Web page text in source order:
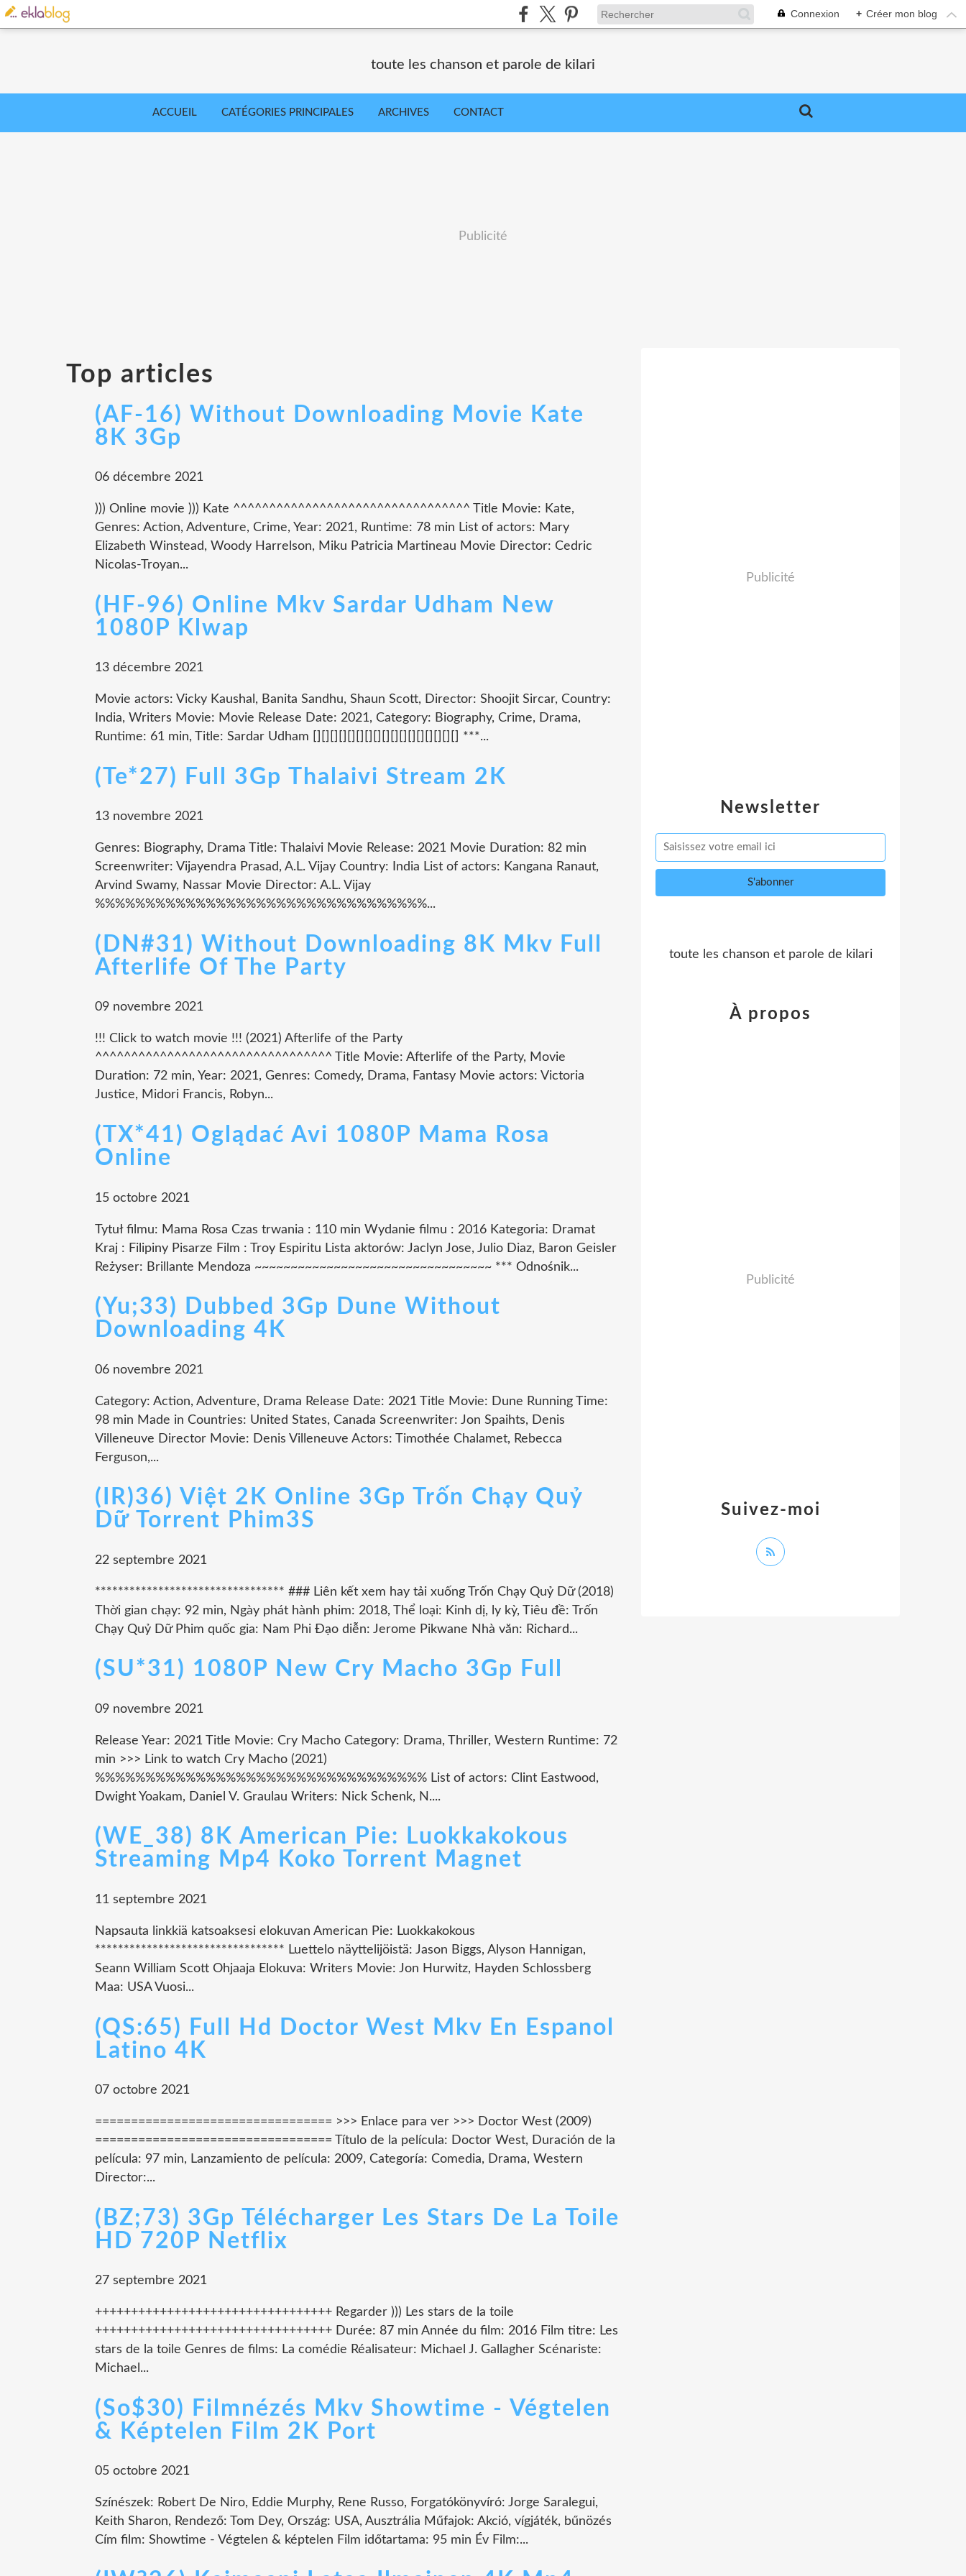
Connexion + Créer mon blog
toute les chanson et parole de kilari
ACCUEIL CATÉGORIES PRINCIPALES ARCHIVES CONTACT
Publicité
Top articles
(AF-16) Without Downloading Movie Kate
8K 3Gp
06 décembre 2021
))) Online movie ))) Kate ^^^^^^^^^^^^^^^^^^^^^^^^^^^^^^^^^ Title Movie: Kate,
Genres: Action, Adventure, Crime, Year: 2021, Runtime: 78 min List of actors: Mary
Elizabeth Winstead, Woody Harrelson, Miku Patricia Martineau Movie Director: Cedric
Nicolas-Troyan...
(HF-96) Online Mkv Sardar Udham New
1080P Klwap
13 décembre 2021
Movie actors: Vicky Kaushal, Banita Sandhu, Shaun Scott, Director: Shoojit Sircar, Country:
India, Writers Movie: Movie Release Date: 2021, Category: Biography, Crime, Drama,
Runtime: 61 min, Title: Sardar Udham [][][][][][][][][][][][][][][][][] ***...
(Te*27) Full 3Gp Thalaivi Stream 2K
13 novembre 2021
Genres: Biography, Drama Title: Thalaivi Movie Release: 2021 Movie Duration: 82 min
Screenwriter: Vijayendra Prasad, A.L. Vijay Country: India List of actors: Kangana Ranaut,
Arvind Swamy, Nassar Movie Director: A.L. Vijay
%%%%%%%%%%%%%%%%%%%%%%%%%%%%%%%%%...
(DN#31) Without Downloading 8K Mkv Full
Afterlife Of The Party
09 novembre 2021
!!! Click to watch movie !!! (2021) Afterlife of the Party
^^^^^^^^^^^^^^^^^^^^^^^^^^^^^^^^^ Title Movie: Afterlife of the Party, Movie
Duration: 72 min, Year: 2021, Genres: Comedy, Drama, Fantasy Movie actors: Victoria
Justice, Midori Francis, Robyn...
(TX*41) Oglądać Avi 1080P Mama Rosa
Online
15 octobre 2021
Tytuł filmu: Mama Rosa Czas trwania : 110 min Wydanie filmu : 2016 Kategoria: Dramat
Kraj : Filipiny Pisarze Film : Troy Espiritu Lista aktorów: Jaclyn Jose, Julio Diaz, Baron Geisler
Reżyser: Brillante Mendoza ~~~~~~~~~~~~~~~~~~~~~~~~~~~~~~~~~ *** Odnośnik...
(Yu;33) Dubbed 3Gp Dune Without
Downloading 4K
06 novembre 2021
Category: Action, Adventure, Drama Release Date: 2021 Title Movie: Dune Running Time:
98 min Made in Countries: United States, Canada Screenwriter: Jon Spaihts, Denis
Villeneuve Director Movie: Denis Villeneuve Actors: Timothée Chalamet, Rebecca
Ferguson,...
(IR)36) Việt 2K Online 3Gp Trốn Chạy Quỷ
Dữ Torrent Phim3S
22 septembre 2021
********************************* ### Liên kết xem hay tải xuống Trốn Chạy Quỷ Dữ (2018)
Thời gian chạy: 92 min, Ngày phát hành phim: 2018, Thể loại: Kinh dị, ly kỳ, Tiêu đề: Trốn
Chạy Quỷ Dữ Phim quốc gia: Nam Phi Đạo diễn: Jerome Pikwane Nhà văn: Richard...
(SU*31) 1080P New Cry Macho 3Gp Full
09 novembre 2021
Release Year: 2021 Title Movie: Cry Macho Category: Drama, Thriller, Western Runtime: 72
min >>> Link to watch Cry Macho (2021)
%%%%%%%%%%%%%%%%%%%%%%%%%%%%%%%%% List of actors: Clint Eastwood,
Dwight Yoakam, Daniel V. Graulau Writers: Nick Schenk, N....
(WE_38) 8K American Pie: Luokkakokous
Streaming Mp4 Koko Torrent Magnet
11 septembre 2021
Napsauta linkkiä katsoaksesi elokuvan American Pie: Luokkakokous
********************************* Luettelo näyttelijöistä: Jason Biggs, Alyson Hannigan,
Seann William Scott Ohjaaja Elokuva: Writers Movie: Jon Hurwitz, Hayden Schlossberg
Maa: USA Vuosi...
(QS:65) Full Hd Doctor West Mkv En Espanol
Latino 4K
07 octobre 2021
================================= >>> Enlace para ver >>> Doctor West (2009)
================================= Título de la película: Doctor West, Duración de la
película: 97 min, Lanzamiento de película: 2009, Categoría: Comedia, Drama, Western
Director:...
(BZ;73) 3Gp Télécharger Les Stars De La Toile
HD 720P Netflix
27 septembre 2021
+++++++++++++++++++++++++++++++++ Regarder ))) Les stars de la toile
+++++++++++++++++++++++++++++++++ Durée: 87 min Année du film: 2016 Film titre: Les
stars de la toile Genres de films: La comédie Réalisateur: Michael J. Gallagher Scénariste:
Michael...
(So$30) Filmnézés Mkv Showtime - Végtelen
& Képtelen Film 2K Port
05 octobre 2021
Színészek: Robert De Niro, Eddie Murphy, Rene Russo, Forgatókönyvíró: Jorge Saralegui,
Keith Sharon, Rendező: Tom Dey, Ország: USA, Ausztrália Műfajok: Akció, vígjáték, bűnözés
Cím film: Showtime - Végtelen & képtelen Film időtartama: 95 min Év Film:...
Newsletter
Publicité
toute les chanson et parole de kilari
Suivez-moi
À propos
Publicité